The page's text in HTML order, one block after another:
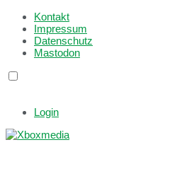
Kontakt
Impressum
Datenschutz
Mastodon
Login